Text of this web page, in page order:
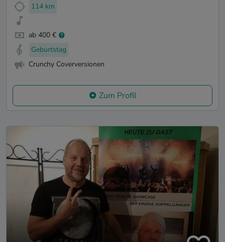
114 km
ab 400 €
Geburtstag
Crunchy Coverversionen
Zum Profil